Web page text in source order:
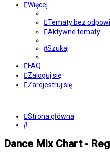
Więcej…
Tematy bez
Aktywne tematy
Szukaj
FAQ
Zaloguj się
Zarejestruj się
Strona główna
Szukaj
Dance Mix Chart -